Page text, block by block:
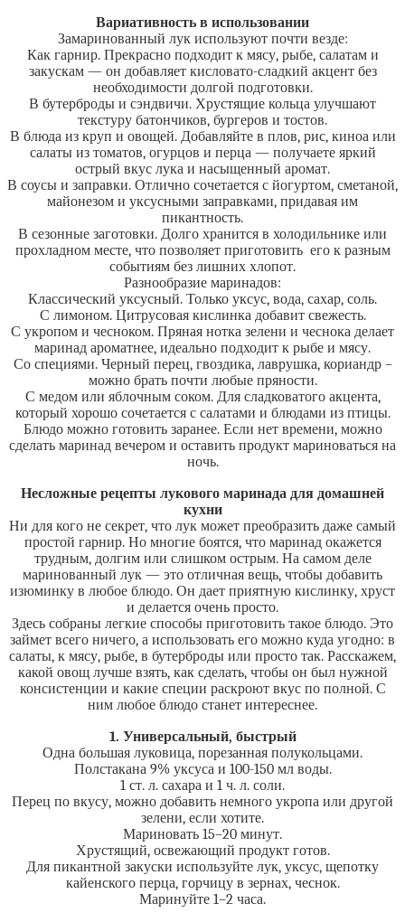
Вариативность в использовании
Замаринованный лук используют почти везде:
Как гарнир. Прекрасно подходит к мясу, рыбе, салатам и
закускам — он добавляет кисловато-сладкий акцент без
необходимости долгой подготовки.
В бутерброды и сэндвичи. Хрустящие кольца улучшают
текстуру батончиков, бургеров и тостов.
В блюда из круп и овощей. Добавляйте в плов, рис, киноа или
салаты из томатов, огурцов и перца — получаете яркий
острый вкус лука и насыщенный аромат.
В соусы и заправки. Отлично сочетается с йогуртом, сметаной,
майонезом и уксусными заправками, придавая им
пикантность.
В сезонные заготовки. Долго хранится в холодильнике или
прохладном месте, что позволяет приготовить его к разным
событиям без лишних хлопот.
Разнообразие маринадов:
Классический уксусный. Только уксус, вода, сахар, соль.
С лимоном. Цитрусовая кислинка добавит свежесть.
С укропом и чесноком. Пряная нотка зелени и чеснока делает
маринад ароматнее, идеально подходит к рыбе и мясу.
Со специями. Черный перец, гвоздика, лаврушка, кориандр –
можно брать почти любые пряности.
С медом или яблочным соком. Для сладковатого акцента,
который хорошо сочетается с салатами и блюдами из птицы.
Блюдо можно готовить заранее. Если нет времени, можно
сделать маринад вечером и оставить продукт мариноваться на
ночь.
Несложные рецепты лукового маринада для домашней
кухни
Ни для кого не секрет, что лук может преобразить даже самый
простой гарнир. Но многие боятся, что маринад окажется
трудным, долгим или слишком острым. На самом деле
маринованный лук — это отличная вещь, чтобы добавить
изюминку в любое блюдо. Он дает приятную кислинку, хруст
и делается очень просто.
Здесь собраны легкие способы приготовить такое блюдо. Это
займет всего ничего, а использовать его можно куда угодно: в
салаты, к мясу, рыбе, в бутерброды или просто так. Расскажем,
какой овощ лучше взять, как сделать, чтобы он был нужной
консистенции и какие специи раскроют вкус по полной. С
ним любое блюдо станет интереснее.
1. Универсальный, быстрый
Одна большая луковица, порезанная полукольцами.
Полстакана 9% уксуса и 100-150 мл воды.
1 ст. л. сахара и 1 ч. л. соли.
Перец по вкусу, можно добавить немного укропа или другой
зелени, если хотите.
Мариновать 15–20 минут.
Хрустящий, освежающий продукт готов.
Для пикантной закуски используйте лук, уксус, щепотку
кайенского перца, горчицу в зернах, чеснок.
Маринуйте 1–2 часа.